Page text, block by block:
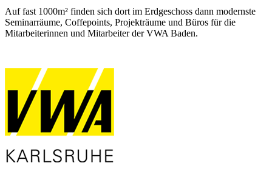
Auf fast 1000m² finden sich dort im Erdgeschoss dann modernste
Seminarräume, Coffepoints, Projekträume und Büros für die
Mitarbeiterinnen und Mitarbeiter der VWA Baden.